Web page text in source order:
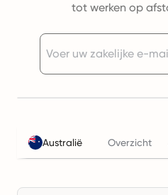
tot werken op
Australië Overzicht